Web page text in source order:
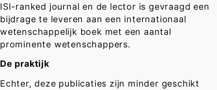
ISI-ranked journal en de lector is gevraagd een
bijdrage te leveren aan een internationaal
wetenschappelijk boek met een aantal
prominente wetenschappers.
De praktijk
Echter, deze publicaties zijn minder geschikt